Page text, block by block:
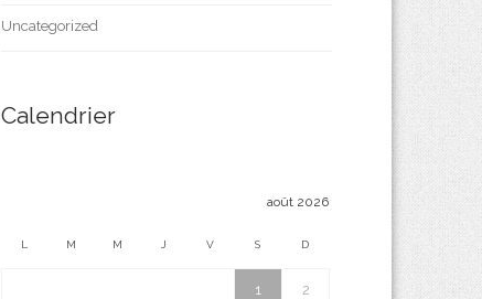
Uncategorized
Calendrier
août 2026
L M M J V S D
1 2